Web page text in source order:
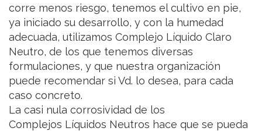
corre menos riesgo, tenemos el cultivo en pie,
ya iniciado su desarrollo, y con la humedad
adecuada, utilizamos Complejo Líquido Claro
Neutro, de los que tenemos diversas
formulaciones, y que nuestra organización
puede recomendar si Vd. lo desea, para cada
caso concreto.
La casi nula corrosividad de los
Complejos Líquidos Neutros hace que se pueda